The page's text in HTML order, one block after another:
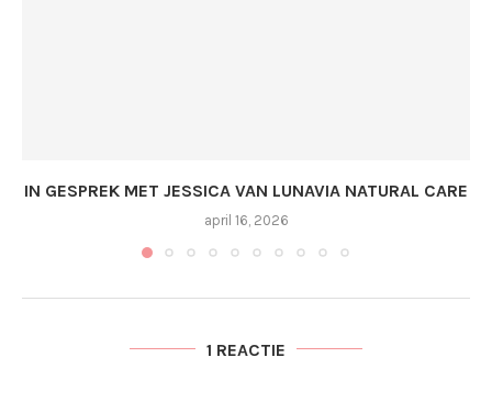
IN GESPREK MET JESSICA VAN LUNAVIA NATURAL CARE
april 16, 2026
1 REACTIE